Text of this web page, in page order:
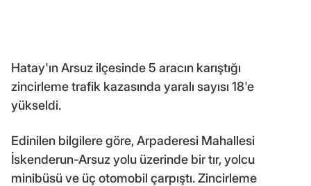
Hatay'ın Arsuz ilçesinde 5 aracın karıştığı
zincirleme trafik kazasında yaralı sayısı 18'e
yükseldi.
Edinilen bilgilere göre, Arpaderesi Mahallesi
İskenderun-Arsuz yolu üzerinde bir tır, yolcu
minibüsü ve üç otomobil çarpıştı. Zincirleme